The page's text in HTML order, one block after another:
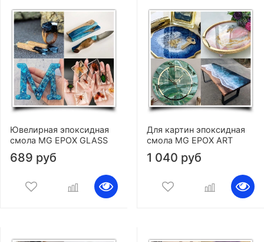
Ювелирная эпоксидная
смола MG EPOX GLASS
689 руб
Для картин эпоксидная
смола MG EPOX ART
1 040 руб